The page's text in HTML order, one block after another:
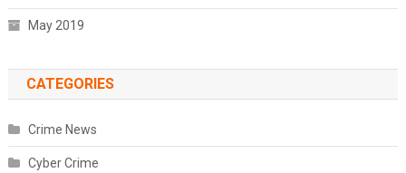
May 2019
CATEGORIES
Crime News
Cyber Crime